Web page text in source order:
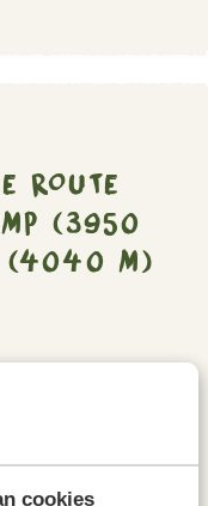
cookies
ROUTE
(3950
(4040 M)